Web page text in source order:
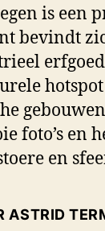
is een
bevindt
foto’s en
en
ASTRID